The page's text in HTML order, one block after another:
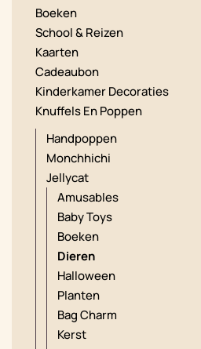
Boeken
School & Reizen
Kaarten
Cadeaubon
Kinderkamer Decoraties
Knuffels En Poppen
Handpoppen
Monchhichi
Jellycat
Amusables
Baby Toys
Boeken
Dieren
Halloween
Planten
Bag Charm
Kerst